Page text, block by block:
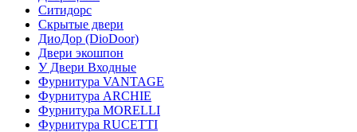
Ситидорс
Скрытые двери
ДиоДор (DioDoor)
Двери экошпон
У Двери Входные
Фурнитура VANTAGE
Фурнитура ARCHIE
Фурнитура MORELLI
Фурнитура RUCETTI